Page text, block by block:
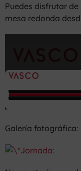
Puedes disfrutar
mesa redonda
Galería fotográfica: